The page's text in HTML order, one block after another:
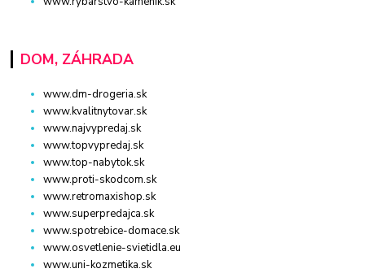
DOM, ZÁHRADA
www.dm-drogeria.sk
www.kvalitnytovar.sk
www.najvypredaj.sk
www.topvypredaj.sk
www.top-nabytok.sk
www.proti-skodcom.sk
www.retromaxishop.sk
www.superpredajca.sk
www.spotrebice-domace.sk
www.osvetlenie-svietidla.eu
www.uni-kozmetika.sk